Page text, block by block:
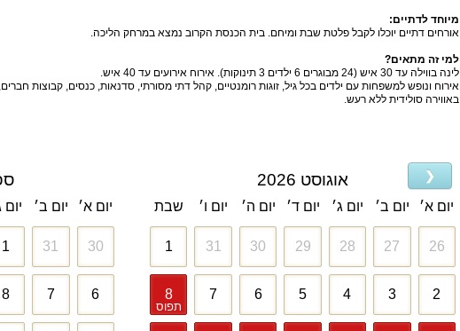
מיוחד לדתיים:
אורחים דתיים יוכלו לקבל פלטת שבת ומיחם. בית הכנסת הקרוב נמצא במרחק הליכה.
למי זה מתאים?
לינה בווילה עד 30 איש (24 מבוגרים 6 ילדים 3 תינוקות).
אירוח אירועים עד 40 איש.
אירוח ונופש למשפחות עם ילדים בכל גיל, זוגות רומנטיים, קהל דתי מסורתי, סדנאות, כנסים, קבוצות חברים,
באווירה סולידית ללא רעש.
אוגוסט 2026
יום א׳ יום ב׳ יום ג׳ יום ד׳ יום ה׳ יום ו׳ שבת
26
27
28
29
30
31
1
2
3
4
5
6
7
8
תפוס
יום א׳ יום ב׳ יום
30
31
1
6
7
8
❮